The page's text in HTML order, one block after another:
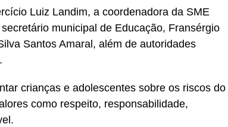
Luiz Landim, a coordenadora da SME
municipal de Educação, Fransérgio
Santos Amaral, além de autoridades
crianças e adolescentes sobre os riscos do
como respeito, responsabilidade,